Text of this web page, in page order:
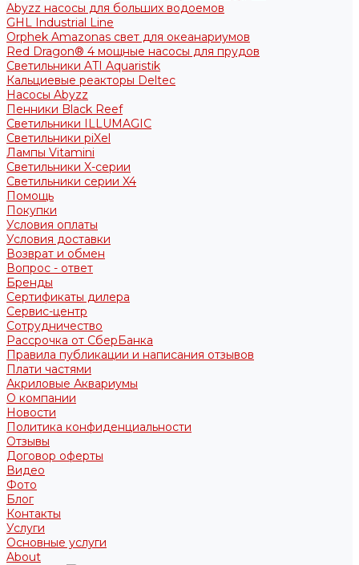
Abyzz насосы для больших водоемов
GHL Industrial Line
Orphek Amazonas свет для океанариумов
Red Dragon® 4 мощные насосы для прудов
Светильники ATI Aquaristik
Кальциевые реакторы Deltec
Насосы Abyzz
Пенники Black Reef
Светильники ILLUMAGIC
Светильники piXel
Лампы Vitamini
Светильники X-серии
Светильники серии X4
Помощь
Покупки
Условия оплаты
Условия доставки
Возврат и обмен
Вопрос - ответ
Бренды
Сертификаты дилера
Сервис-центр
Сотрудничество
Рассрочка от СберБанка
Правила публикации и написания отзывов
Плати частями
Акриловые Аквариумы
О компании
Новости
Политика конфиденциальности
Отзывы
Договор оферты
Видео
Фото
Блог
Контакты
Услуги
Основные услуги
About